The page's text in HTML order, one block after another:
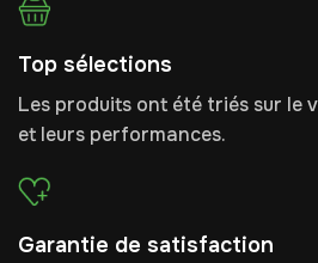
Top sélections
Les produits ont été triés sur le
et leurs performances.
Garantie de satisfaction